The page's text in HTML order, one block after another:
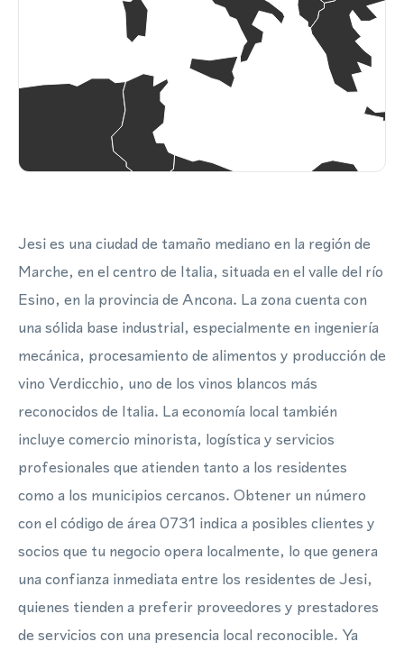
Jesi es una ciudad de tamaño mediano en la región de
Marche, en el centro de Italia, situada en el valle del río
Esino, en la provincia de Ancona. La zona cuenta con
una sólida base industrial, especialmente en ingeniería
mecánica, procesamiento de alimentos y producción de
vino Verdicchio, uno de los vinos blancos más
reconocidos de Italia. La economía local también
incluye comercio minorista, logística y servicios
profesionales que atienden tanto a los residentes
como a los municipios cercanos. Obtener un número
con el código de área 0731 indica a posibles clientes y
socios que tu negocio opera localmente, lo que genera
una confianza inmediata entre los residentes de Jesi,
quienes tienden a preferir proveedores y prestadores
de servicios con una presencia local reconocible. Ya